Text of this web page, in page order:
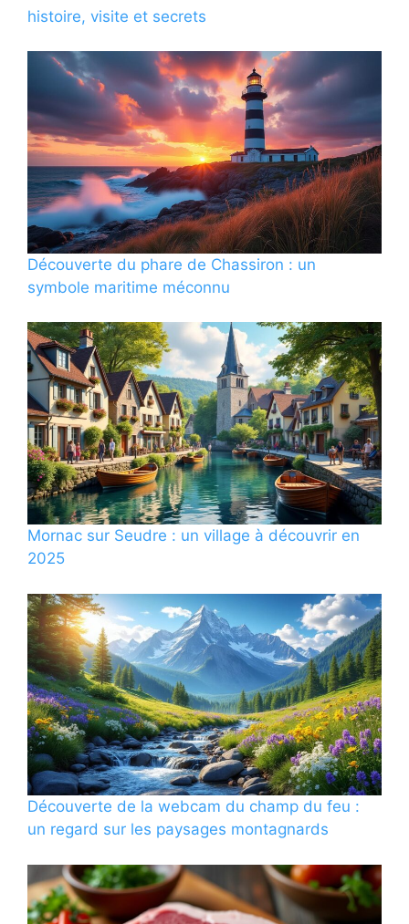
histoire, visite et secrets
Découverte du phare de Chassiron : un
symbole maritime méconnu
Mornac sur Seudre : un village à découvrir en
2025
Découverte de la webcam du champ du feu :
un regard sur les paysages montagnards